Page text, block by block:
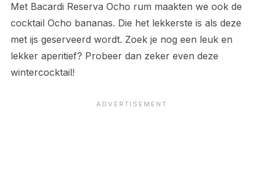
Met Bacardi Reserva Ocho rum maakten we ook de
cocktail Ocho bananas. Die het lekkerste is als deze
met ijs geserveerd wordt. Zoek je nog een leuk en
lekker aperitief? Probeer dan zeker even deze
wintercocktail!